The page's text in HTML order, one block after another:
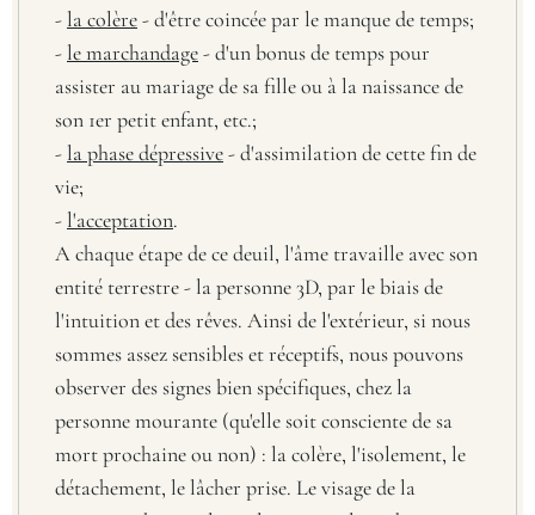
-la colère- d'être coincée par le manque de temps;
-le marchandage- d'un bonus de temps pour
assister au mariage de sa fille ou à la naissance de
son 1er petit enfant, etc.;
-la phase dépressive- d'assimilation de cette fin de
vie;
-l'acceptation.
A chaque étape de ce deuil, l'âme travaille avec son
entité terrestre - la personne 3D, par le biais de
l'intuition et des rêves. Ainsi de l'extérieur, si nous
sommes assez sensibles et réceptifs, nous pouvons
observer des signes bien spécifiques, chez la
personne mourante (qu'elle soit consciente de sa
mort prochaine ou non) : la colère, l'isolement, le
détachement, le lâcher prise. Le visage de la